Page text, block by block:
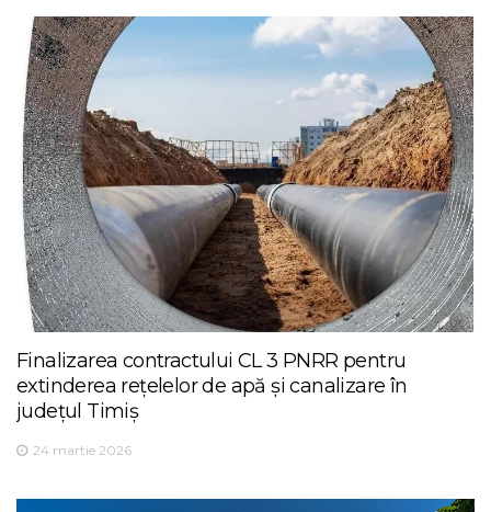
Finalizarea contractului CL 3 PNRR pentru
extinderea rețelelor de apă și canalizare în
județul Timiș
24 martie 2026